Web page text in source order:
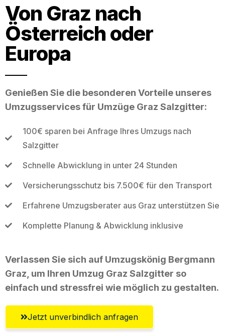
Von Graz nach
Österreich oder
Europa
Genießen Sie die besonderen Vorteile unseres
Umzugsservices für Umzüge Graz Salzgitter:
100€ sparen bei Anfrage Ihres Umzugs nach
Salzgitter
Schnelle Abwicklung in unter 24 Stunden
Versicherungsschutz bis 7.500€ für den Transport
Erfahrene Umzugsberater aus Graz unterstützen Sie
Komplette Planung & Abwicklung inklusive
Verlassen Sie sich auf Umzugskönig Bergmann
Graz, um Ihren Umzug Graz Salzgitter so
einfach und stressfrei wie möglich zu gestalten.
Jetzt unverbindlich anfragen